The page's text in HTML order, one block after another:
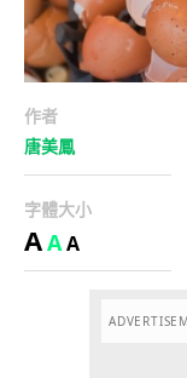
作者
唐美鳳
字體大小
AAA